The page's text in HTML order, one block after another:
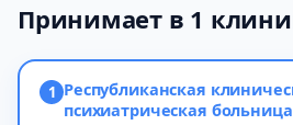
Принимает в 1
1 Республиканская
психиатрическая больница